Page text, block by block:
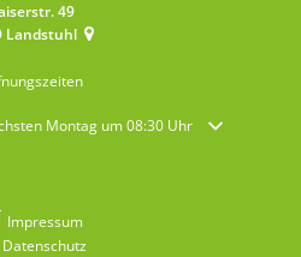
49
Landstuhl
oder Schließzeiten auszublenden
Montag um 08:30 Uhr
Impressum
Datenschutz